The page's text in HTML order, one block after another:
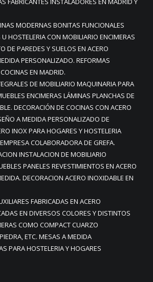
MODERNAS BONITAS FUNCIONALES
HOSTELERIA CON MOBILIARIO ENCIMERAS
DE PAREDES Y SUELOS EN ACERO
PERSONALIZADO. REFORMAS
EN MADRID.
DE MOBILIARIO MAQUINARIA PARA
ENCIMERAS LÁMINAS PLANCHAS DE
DECORACIÓN DE COCINAS CON ACERO
A MEDIDA PERSONALIZADO DE
INOX PARA HOGARES Y HOSTELERIA
COLABORADORA DE GREFA.
INSTALACION DE MOBILIARIO
PANELES REVESTIMIENTOS EN ACERO
DECORACION ACERO INOXIDABLE EN
FABRICADAS EN ACERO
EN DIVERSOS COLORES Y DISTINTOS
COMO COMPACT CUARZO
ETC. MESAS A MEDIDA
PARA HOSTELERIA Y HOGARES